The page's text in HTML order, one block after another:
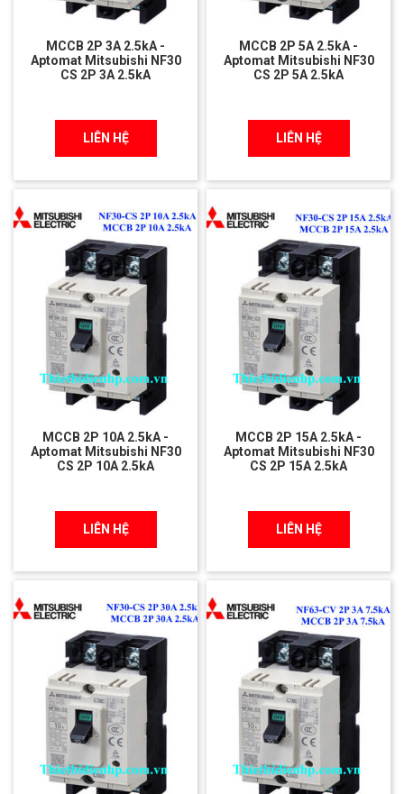
MCCB 2P 3A 2.5kA -
Aptomat Mitsubishi NF30
CS 2P 3A 2.5kA
LIÊN HỆ
MCCB 2P 5A 2.5kA -
Aptomat Mitsubishi NF30
CS 2P 5A 2.5kA
LIÊN HỆ
MCCB 2P 10A 2.5kA -
Aptomat Mitsubishi NF30
CS 2P 10A 2.5kA
LIÊN HỆ
MCCB 2P 15A 2.5kA -
Aptomat Mitsubishi NF30
CS 2P 15A 2.5kA
LIÊN HỆ